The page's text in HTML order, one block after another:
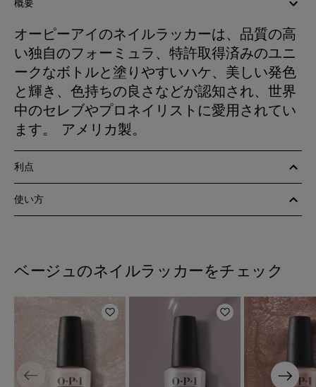
概要
オーピーアイのネイルラッカーは、品質の高
い独自のフォーミュラ、特許取得済みのユニ
ークなボトルと塗りやすいハケ、美しい発色
と輝き、色持ちの良さなどが認知され、世界
中のセレブやプロネイリストに愛用されてい
ます。 アメリカ製。
利点
使い方
ベージュのネイルラッカーをチェック
ほしいものリストに追加ほしいものリス
Previous Next